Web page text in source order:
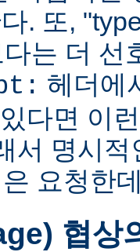
. 또,
는 더 선
헤더에
다면 이
서 명시
요청한
협상